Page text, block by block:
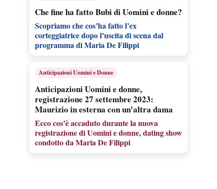
Che fine ha fatto Bubi di Uomini e donne?
Scopriamo che cos’ha fatto l’ex
corteggiatrice dopo l’uscita di scena dal
programma di Maria De Filippi
Anticipazioni Uomini e Donne
Anticipazioni Uomini e donne,
registrazione 27 settembre 2023:
Maurizio in esterna con un’altra dama
Ecco cos’è accaduto durante la nuova
registrazione di Uomini e donne, dating show
condotto da Maria De Filippi